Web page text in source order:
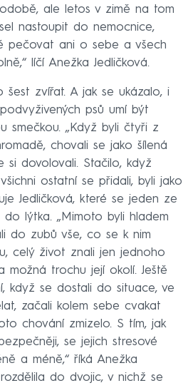
ale letos v zimě na tom
nastoupit do nemocnice,
pečovat ani o sebe a všech
líčí Anežka Jedličková.
šest zvířat. A jak se ukázalo, i
psů umí být
smečkou. „Když byli čtyři z
chovali se jako šílená
si dovolovali. Stačilo, když
ostatní se přidali, byli jako
Jedličková, které se jeden ze
lýtka. „Mimoto byli hladem
do zubů vše, co se k nim
celý život znali jen jednoho
možná trochu její okolí. Ještě
když se dostali do situace, ve
začali kolem sebe cvakat
chování zmizelo. S tím, jak
se jejich stresové
a méně,“ říká Anežka
do dvojic, v nichž se